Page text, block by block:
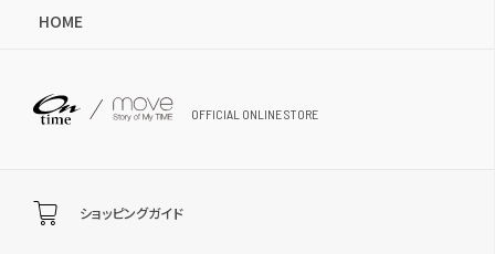
HOME
OFFICIAL ONLINE STORE
ショッピングガイド